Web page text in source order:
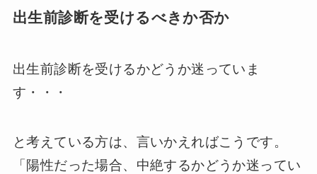
出生前診断を受けるべきか否か
出生前診断を受けるかどうか迷っていま
す・・・
と考えている方は、言いかえればこうです。
「陽性だった場合、中絶するかどうか迷ってい